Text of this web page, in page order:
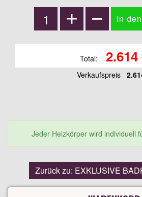
Total: 2.614
Verkaufspreis
Jeder Heizkörper wird individuell
Zurück zu: EXKLUSIVE